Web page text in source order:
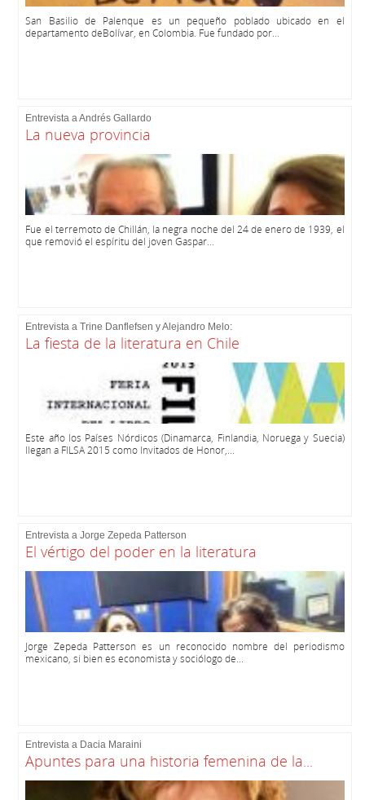
San Basilio de Palenque es un pequeño poblado ubicado en el
departamento deBolívar, en Colombia. Fue fundado por...
Entrevista a Andrés Gallardo
La nueva provincia
Fue el terremoto de Chillán, la negra noche del 24 de enero de 1939, el
que removió el espíritu del joven Gaspar...
Entrevista a Trine Danflefsen y Alejandro Melo:
La fiesta de la literatura en Chile
Este año los Países Nórdicos (Dinamarca, Finlandia, Noruega y Suecia)
llegan a FILSA 2015 como Invitados de Honor,...
Entrevista a Jorge Zepeda Patterson
El vértigo del poder en la literatura
Jorge Zepeda Patterson es un reconocido nombre del periodismo
mexicano, si bien es economista y sociólogo de...
Entrevista a Dacia Maraini
Apuntes para una historia femenina de la...